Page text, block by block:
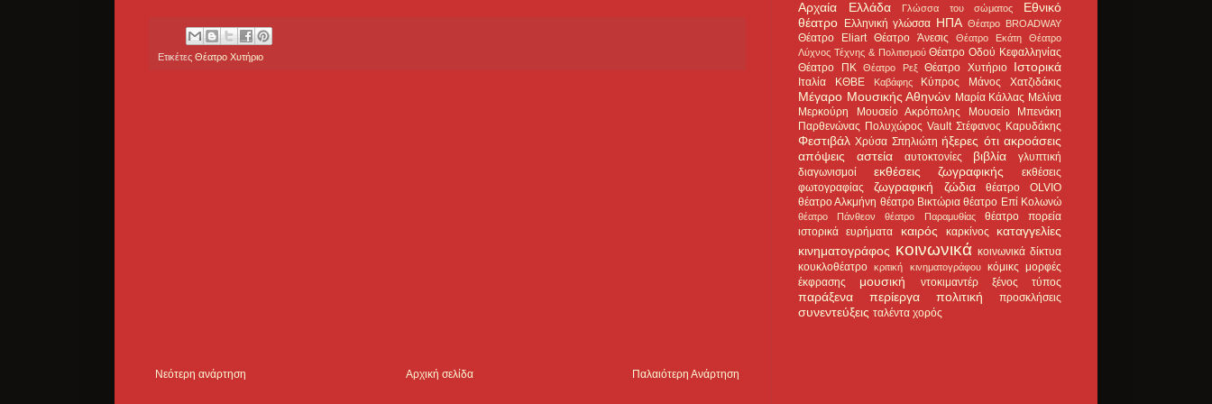
Ετικέτες Θέατρο Χυτήριο
Νεότερη ανάρτηση Παλαιότερη Ανάρτηση
Αρχική σελίδα
Αρχαία Ελλάδα Γλώσσα του σώματος
Εθνικό
θέατρο Ελληνική γλώσσα ΗΠΑ Θέατρο BROADWAY
Θέατρο Eliart Θέατρο Άνεσις Θέατρο Εκάτη
Θέατρο
Λύχνος Τέχνης & Πολιτισμού Θέατρο Οδού Κεφαλληνίας
Θέατρο ΠΚ
Θέατρο Ρεξ Θέατρο Χυτήριο Ιστορικά
Ιταλία ΚΘΒΕ Καβάφης Κύπρος Μάνος Χατζιδάκις
Μέγαρο Μουσικής Αθηνών Μαρία Κάλλας Μελίνα
Μερκούρη
Μουσείο Ακρόπολης
Μουσείο Μπενάκη
Παρθενώνας Πολυχώρος Vault Στέφανος Καρυδάκης
Φεστιβάλ Χρύσα Σπηλιώτη ήξερες ότι ακροάσεις
απόψεις
αστεία αυτοκτονίες βιβλία
γλυπτική
διαγωνισμοί
εκθέσεις ζωγραφικής
εκθέσεις
φωτογραφίας
ζωγραφική ζώδια
θέατρο OLVIO
θέατρο Αλκμήνη θέατρο Βικτώρια θέατρο Επί Κολωνώ
θέατρο Πάνθεον θέατρο Παραμυθίας
θέατρο πορεία
ιστορικά ευρήματα
καιρός καρκίνος
καταγγελίες
κινηματογράφος κοινωνικά κοινωνικά δίκτυα
κουκλοθέατρο
κριτική κινηματογράφου κόμικς μορφές
έκφρασης
μουσική ντοκιμαντέρ ξένος τύπος
παράξενα περίεργα πολιτική προσκλήσεις
συνεντεύξεις ταλέντα χορός